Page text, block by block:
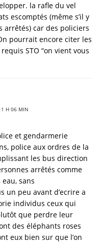
la rafle du vel
escomptés (même s’il y
arrêtés) car des policiers
pourrait encore citer les
STO “on vient vous
H 06 MIN
et gendarmerie
police aux ordres de la
les bus direction
arrêtés comme
sans
un peu avant d’ecrire a
individus ceux qui
que perdre leur
des éléphants roses
eux bien sur que l’on